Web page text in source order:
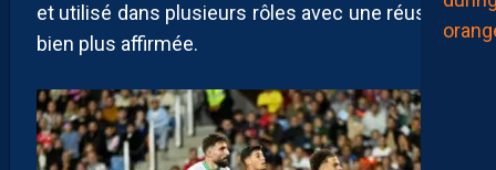
et utilisé dans plusieurs rôles avec une réussite
bien plus affirmée.